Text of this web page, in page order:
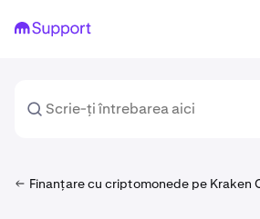
Finanțare cu criptomonede pe Kraken